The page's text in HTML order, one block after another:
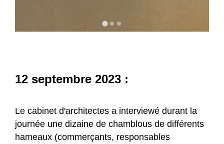
12 septembre 2023 :
Le cabinet d'architectes a interviewé durant la
journée une dizaine de chamblous de différents
hameaux (commerçants, responsables